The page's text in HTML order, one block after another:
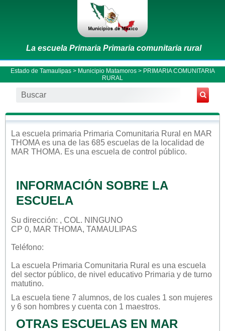
La escuela Primaria Primaria comunitaria rural
Estado de Tamaulipas> Municipio Matamoros> PRIMARIA COMUNITARIA
RURAL
La escuela primaria Primaria Comunitaria Rural en MAR
THOMA es una de las 685 escuelas de la localidad de
MAR THOMA. Es una escuela de control público.
INFORMACIÓN SOBRE LA
ESCUELA
Su dirección: , COL. NINGUNO
CP 0, MAR THOMA, TAMAULIPAS
Teléfono:
La escuela Primaria Comunitaria Rural es una escuela
del sector público, de nivel educativo Primaria y de turno
matutino.
La escuela tiene 7 alumnos, de los cuales 1 son mujeres
y 6 son hombres y cuenta con 1 maestros.
OTRAS ESCUELAS EN MAR